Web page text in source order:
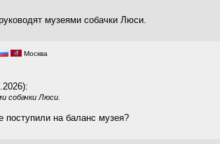
музеями собачки Люси.
Москва
собачки Люси.
на баланс музея?